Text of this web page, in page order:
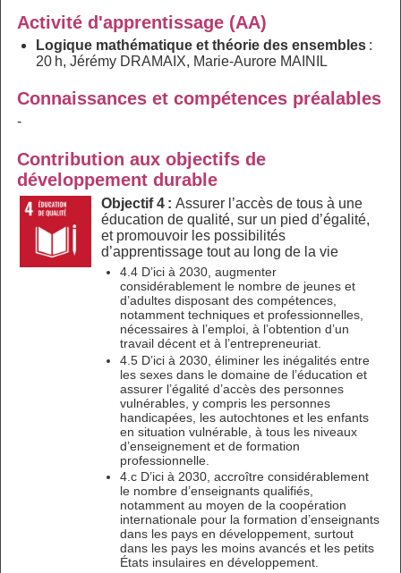
Activité d'apprentissage (AA)
Logique mathématique et théorie des ensembles :
20 h, Jérémy DRAMAIX, Marie-Aurore MAINIL
Connaissances et compétences préalables
-
Contribution aux objectifs de
développement durable
Objectif 4 : Assurer l’accès de tous à une
éducation de qualité, sur un pied d’égalité,
et promouvoir les possibilités
d’apprentissage tout au long de la vie
4.4 D’ici à 2030, augmenter
considérablement le nombre de jeunes et
d’adultes disposant des compétences,
notamment techniques et professionnelles,
nécessaires à l’emploi, à l’obtention d’un
travail décent et à l’entrepreneuriat.
4.5 D’ici à 2030, éliminer les inégalités entre
les sexes dans le domaine de l’éducation et
assurer l’égalité d’accès des personnes
vulnérables, y compris les personnes
handicapées, les autochtones et les enfants
en situation vulnérable, à tous les niveaux
d’enseignement et de formation
professionnelle.
4.c D’ici à 2030, accroître considérablement
le nombre d’enseignants qualifiés,
notamment au moyen de la coopération
internationale pour la formation d’enseignants
dans les pays en développement, surtout
dans les pays les moins avancés et les petits
États insulaires en développement.